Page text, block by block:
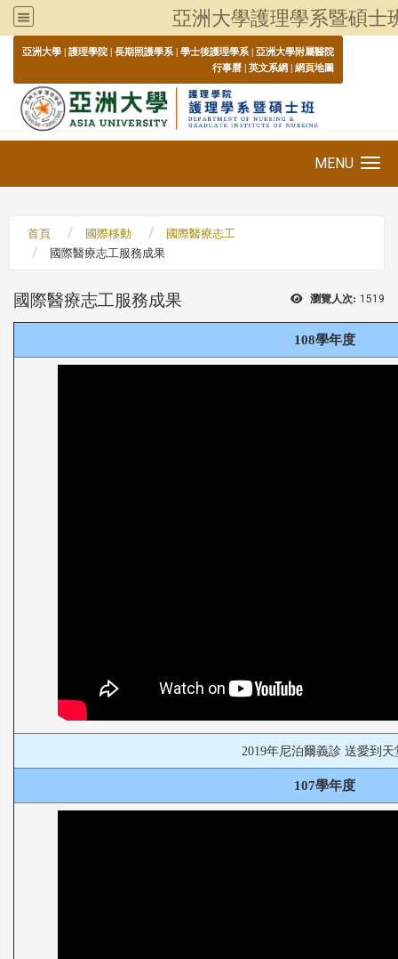
亞洲大學護理學系暨碩士
亞洲大學 | 護理學院 | 長期照護學系 | 學士後護理學系 | 亞洲大學附屬醫院
行事曆 | 英文系網 | 網頁地圖
MENU
首頁 國際移動
國際醫療志工
國際醫療志工服務成果
瀏覽人次: 1519
國際醫療志工服務成果
108學年度
2019年尼泊爾義診 送愛到天
107學年度